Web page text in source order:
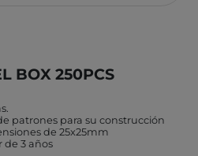
BOX 250PCS
patrones para su construcción
de 25x25mm
de 3 años